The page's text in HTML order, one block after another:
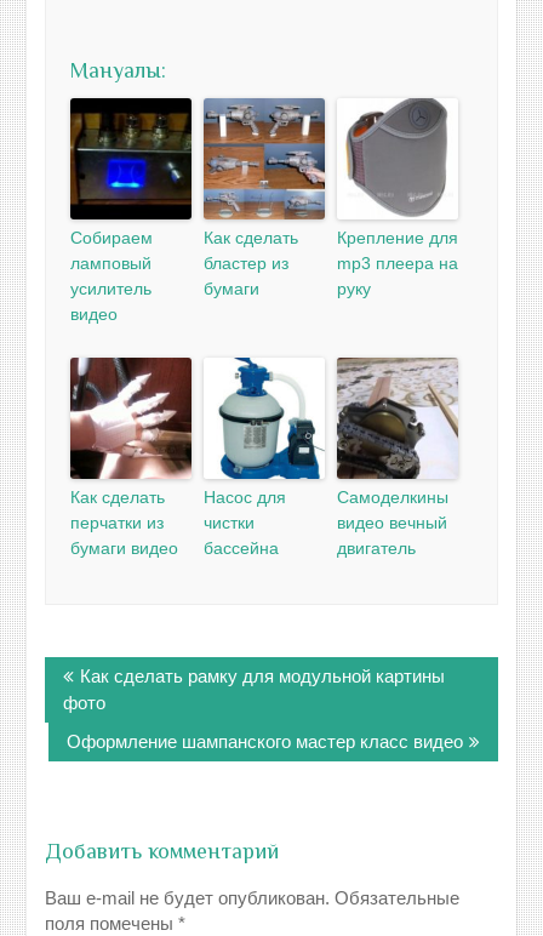
Мануалы:
Собираем
ламповый
усилитель
видео
Как сделать
бластер из
бумаги
Крепление для
mp3 плеера на
руку
Как сделать
перчатки из
бумаги видео
Насос для
чистки
бассейна
Самоделкины
видео вечный
двигатель
по
записям
Как сделать рамку для модульной картины
фото
Оформление шампанского мастер класс видео
Добавить комментарий
Ваш e-mail не будет опубликован. Обязательные
поля помечены*